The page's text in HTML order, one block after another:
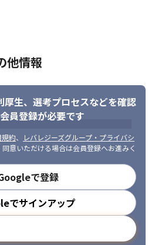
他情報
生、 選考プロセスなどを確認
員登録が必要です
規約、
レバレジーズグループ・プライバシ
意いただける場合は会員登録へお進みく
で登録
でサインアップ